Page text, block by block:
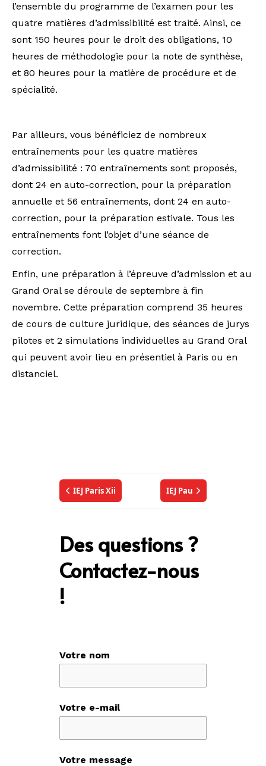
l’ensemble du programme de l’examen pour les
quatre matières d’admissibilité est traité. Ainsi, ce
sont 150 heures pour le droit des obligations, 10
heures de méthodologie pour la note de synthèse,
et 80 heures pour la matière de procédure et de
spécialité.
Par ailleurs, vous bénéficiez de nombreux
entraînements pour les quatre matières
d’admissibilité : 70 entraînements sont proposés,
dont 24 en auto-correction, pour la préparation
annuelle et 56 entraînements, dont 24 en auto-
correction, pour la préparation estivale. Tous les
entraînements font l’objet d’une séance de
correction.
Enfin, une préparation à l’épreuve d’admission et au
Grand Oral se déroule de septembre à fin
novembre. Cette préparation comprend 35 heures
de cours de culture juridique, des séances de jurys
pilotes et 2 simulations individuelles au Grand Oral
qui peuvent avoir lieu en présentiel à Paris ou en
distanciel.
IEJ Paris Xii IEJ Pau
Des questions ?
Contactez-nous
!
Votre nom
Votre e-mail
Votre message